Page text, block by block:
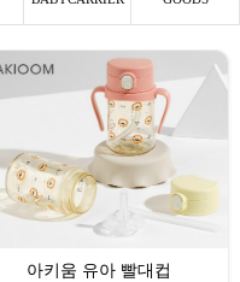
아키움 유아 빨대컵